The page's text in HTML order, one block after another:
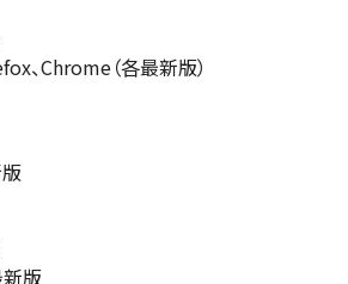
、Chrome（各最新版）
新版